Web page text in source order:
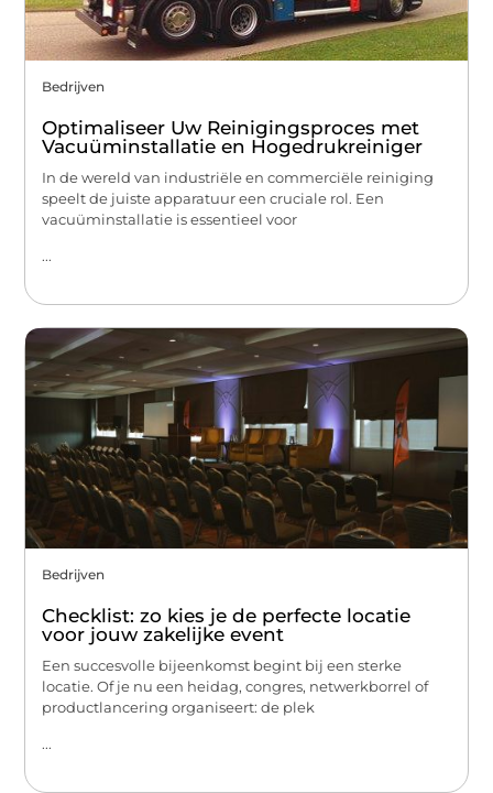
Bedrijven
Optimaliseer Uw Reinigingsproces met
Vacuüminstallatie en Hogedrukreiniger
In de wereld van industriële en commerciële reiniging
speelt de juiste apparatuur een cruciale rol. Een
vacuüminstallatie is essentieel voor
...
Bedrijven
Checklist: zo kies je de perfecte locatie
voor jouw zakelijke event
Een succesvolle bijeenkomst begint bij een sterke
locatie. Of je nu een heidag, congres, netwerkborrel of
productlancering organiseert: de plek
...